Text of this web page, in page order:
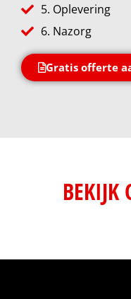
5. Oplevering
6. Nazorg
Gratis offerte
BEKIJK